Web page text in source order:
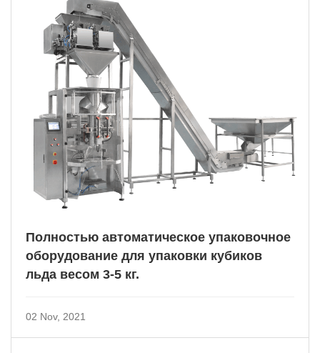
Полностью автоматическое упаковочное
оборудование для упаковки кубиков
льда весом 3-5 кг.
02 Nov, 2021